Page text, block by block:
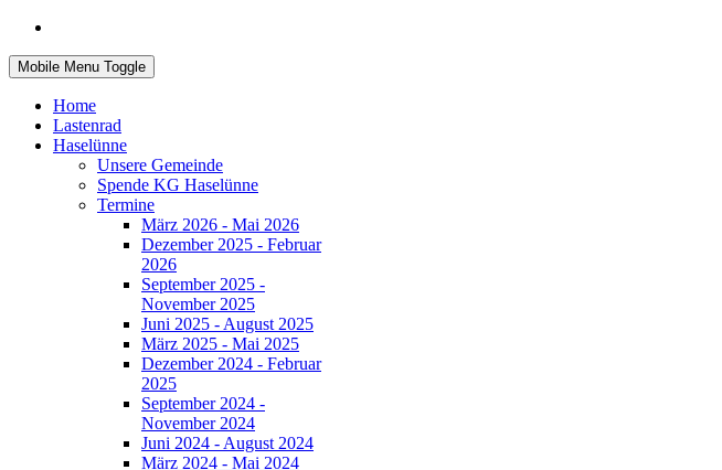
Mobile Menu Toggle
Home
Lastenrad
Haselünne
Unsere Gemeinde
Spende KG Haselünne
Termine
März 2026 - Mai 2026
Dezember 2025 - Februar
2026
September 2025 -
November 2025
Juni 2025 - August 2025
März 2025 - Mai 2025
Dezember 2024 - Februar
2025
September 2024 -
November 2024
Juni 2024 - August 2024
März 2024 - Mai 2024